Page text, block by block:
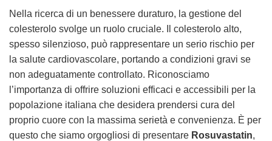
Nella ricerca di un benessere duraturo, la gestione del
colesterolo svolge un ruolo cruciale. Il colesterolo alto,
spesso silenzioso, può rappresentare un serio rischio per
la salute cardiovascolare, portando a condizioni gravi se
non adeguatamente controllato. Riconosciamo
l’importanza di offrire soluzioni efficaci e accessibili per la
popolazione italiana che desidera prendersi cura del
proprio cuore con la massima serietà e convenienza. È per
questo che siamo orgogliosi di presentare Rosuvastatin,